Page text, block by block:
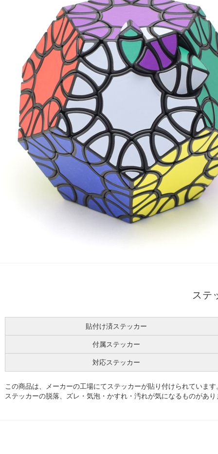
ステ
貼付け済ステッカー
付属ステッカー
対応ステッカー
この商品は、メーカーの工場にてステッカーが貼り付けられています
ステッカーの脱落、ズレ・気泡・かすれ・汚れが気になるものがあ